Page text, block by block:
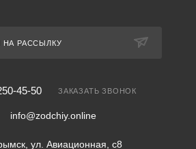
НА РАССЫЛКУ
45-50 ЗАКАЗАТЬ ЗВОНОК
info@zodchiy.online
ул. Авиационная, с8